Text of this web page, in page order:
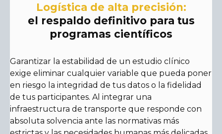
Logística de alta precisión:
el respaldo definitivo para tus
programas científicos
Garantizar la estabilidad de un estudio clínico
exige eliminar cualquier variable que pueda poner
en riesgo la integridad de tus datos o la fidelidad
de tus participantes. Al integrar una
infraestructura de transporte que responde con
absoluta solvencia ante las normativas más